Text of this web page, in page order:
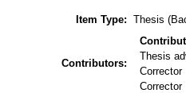
Item Type: Thesis
Contributors:
Thesis
Corrector
Corrector